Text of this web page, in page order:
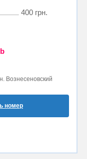
400 грн.
Вознесеновский
номер